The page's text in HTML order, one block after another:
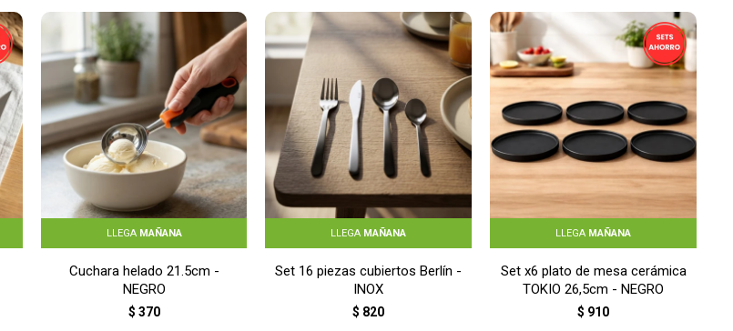
LLEGA MAÑANA
Cuchara helado 21.5cm -
NEGRO
$ 370
LLEGA MAÑANA
Set 16 piezas cubiertos Berlín -
INOX
$ 820
LLEGA MAÑANA
Set x6 plato de mesa cerámica
TOKIO 26,5cm - NEGRO
$ 910